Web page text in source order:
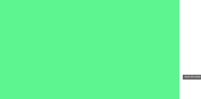
सदस्य टीम प्रबंधन